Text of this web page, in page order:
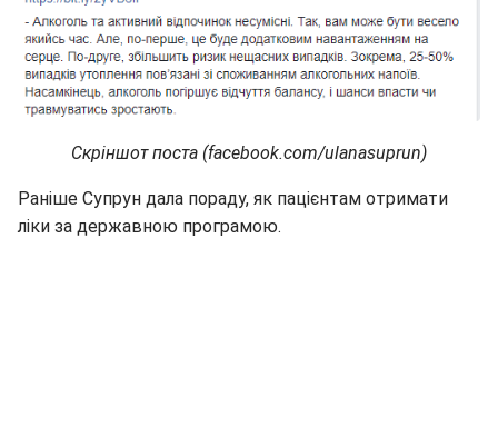
Скріншот поста (facebook.com/ulanasuprun)
Раніше Супрун дала пораду, як пацієнтам отримати
ліки за державною програмою.